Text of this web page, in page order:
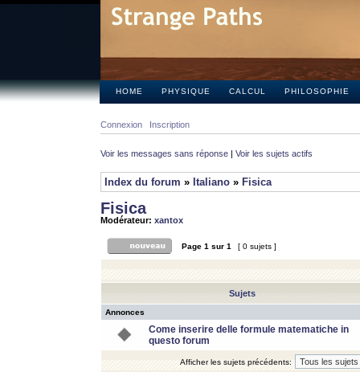
HOME PHYSIQUE CALCUL PHILOSOPHIE
Connexion Inscription
Voir les messages sans réponse | Voir les sujets actifs
Index du forum » Italiano » Fisica
Fisica
Modérateur: xantox
Page 1 sur 1 [ 0 sujets ]
Sujets
Annonces
Come inserire delle formule matematiche in
questo forum
Afficher les sujets précédents: